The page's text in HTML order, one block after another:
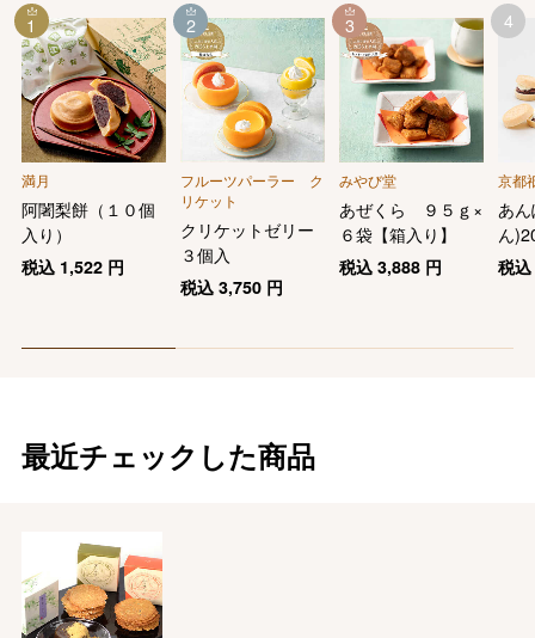
満月
阿闍梨餅（１０個
入り）
税込 1,522円
1
フルーツパーラー ク
リケット
クリケットゼリー
３個入
税込3,750 円
2
みやび堂
あぜくら ９５ｇ×
６袋【箱入り】
税込3,888 円
3
京都
あ
ん
税
4
最近チェックした商品